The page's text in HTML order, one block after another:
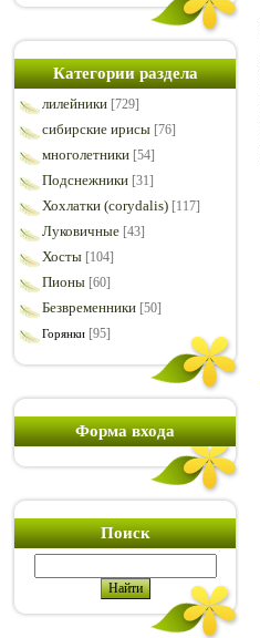
Категории раздела
лилейники [729]
сибирские ирисы [76]
многолетники [54]
Подснежники [31]
Хохлатки (corydalis) [117]
Луковичные [43]
Хосты [104]
Пионы [60]
Безвременники [50]
Горянки [95]
Форма входа
Поиск